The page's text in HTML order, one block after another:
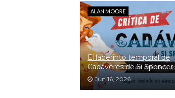
ALAN MOORE
El laberinto temporal de
Cadáveres de Si Spencer
Jun 16, 2026